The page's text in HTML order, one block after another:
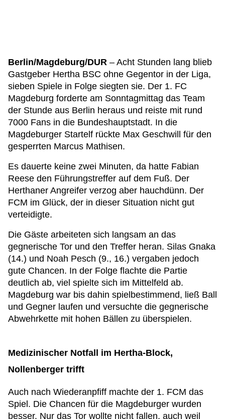
Berlin/Magdeburg/DUR – Acht Stunden lang blieb
Gastgeber Hertha BSC ohne Gegentor in der Liga,
sieben Spiele in Folge siegten sie. Der 1. FC
Magdeburg forderte am Sonntagmittag das Team
der Stunde aus Berlin heraus und reiste mit rund
7000 Fans in die Bundeshauptstadt. In die
Magdeburger Startelf rückte Max Geschwill für den
gesperrten Marcus Mathisen.
Es dauerte keine zwei Minuten, da hatte Fabian
Reese den Führungstreffer auf dem Fuß. Der
Herthaner Angreifer verzog aber hauchdünn. Der
FCM im Glück, der in dieser Situation nicht gut
verteidigte.
Die Gäste arbeiteten sich langsam an das
gegnerische Tor und den Treffer heran. Silas Gnaka
(14.) und Noah Pesch (9., 16.) vergaben jedoch
gute Chancen. In der Folge flachte die Partie
deutlich ab, viel spielte sich im Mittelfeld ab.
Magdeburg war bis dahin spielbestimmend, ließ Ball
und Gegner laufen und versuchte die gegnerische
Abwehrkette mit hohen Bällen zu überspielen.
Medizinischer Notfall im Hertha-Block,
Nollenberger trifft
Auch nach Wiederanpfiff machte der 1. FCM das
Spiel. Die Chancen für die Magdeburger wurden
besser. Nur das Tor wollte nicht fallen, auch weil